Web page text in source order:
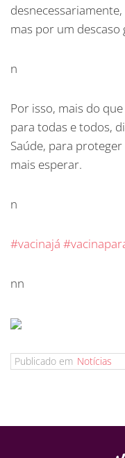
mas por um
n
Por isso, mais do
para todas e todos,
Saúde, para
mais esperar.
n
#vacinajá
nn
Publicado em Notícias